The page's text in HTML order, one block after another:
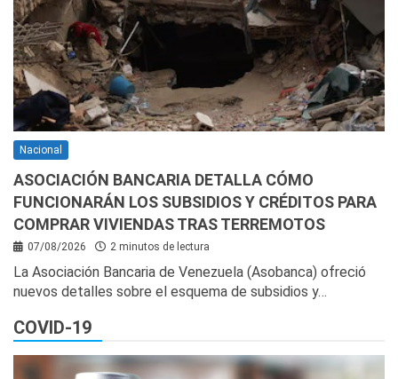
Nacional
ASOCIACIÓN BANCARIA DETALLA CÓMO
FUNCIONARÁN LOS SUBSIDIOS Y CRÉDITOS PARA
COMPRAR VIVIENDAS TRAS TERREMOTOS
07/08/2026 2 minutos de lectura
La Asociación Bancaria de Venezuela (Asobanca) ofreció
nuevos detalles sobre el esquema de subsidios y…
COVID-19